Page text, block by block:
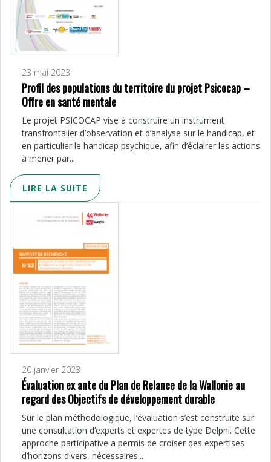
23 mai 2023
Profil des populations du territoire du projet Psicocap –
Offre en santé mentale
Le projet PSICOCAP vise à construire un instrument
transfrontalier d’observation et d’analyse sur le handicap, et
en particulier le handicap psychique, afin d’éclairer les actions
à mener par...
LIRE LA SUITE
20 janvier 2023
Évaluation ex ante du Plan de Relance de la Wallonie au
regard des Objectifs de développement durable
Sur le plan méthodologique, l’évalua­tion s’est construite sur
une consul­tation d’experts et expertes de type Delphi. Cette
approche participative a permis de croiser des expertises
d’ho­rizons divers, nécessaires...